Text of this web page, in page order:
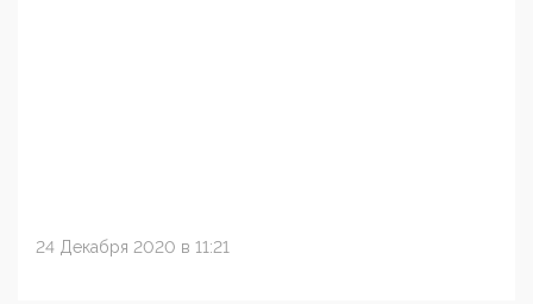
24 Декабря 2020 в 11:21